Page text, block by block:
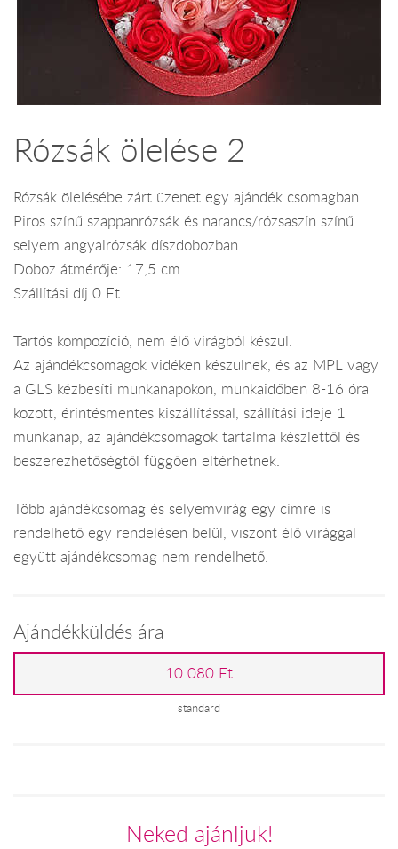
Rózsák ölelése 2
Rózsák ölelésébe zárt üzenet egy ajándék csomagban.
Piros színű szappanrózsák és narancs/rózsaszín színű
selyem angyalrózsák díszdobozban.
Doboz átmérője: 17,5 cm.
Szállítási díj 0 Ft.
Tartós kompozíció, nem élő virágból készül.
Az ajándékcsomagok vidéken készülnek, és az MPL vagy
a GLS kézbesíti munkanapokon, munkaidőben 8-16 óra
között, érintésmentes kiszállítással, szállítási ideje 1
munkanap, az ajándékcsomagok tartalma készlettől és
beszerezhetőségtől függően eltérhetnek.
Több ajándékcsomag és selyemvirág egy címre is
rendelhető egy rendelésen belül, viszont élő virággal
együtt ajándékcsomag nem rendelhető.
Ajándékküldés ára
10 080 Ft
standard
Neked ajánljuk!